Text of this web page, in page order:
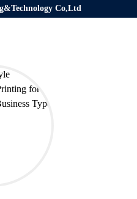
Co,Ltd